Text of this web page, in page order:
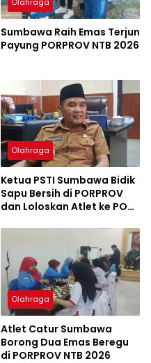
Sumbawa Raih Emas Terjun
Payung PORPROV NTB 2026
Olahraga
Ketua PSTI Sumbawa Bidik
Sapu Bersih di PORPROV
dan Loloskan Atlet ke PON
Olahraga
Atlet Catur Sumbawa
Borong Dua Emas Beregu
di PORPROV NTB 2026